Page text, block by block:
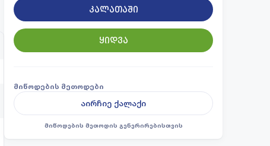
კალათაში
ყიდვა
მიწოდების მეთოდები
აირჩიე ქალაქი
მიწოდების მეთოდის გენერირებისთვის